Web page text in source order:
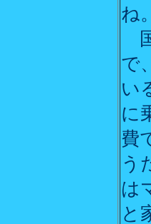
ね。
で
い
に
費
う
は
と